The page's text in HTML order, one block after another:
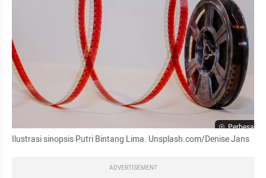
Perbesar
Ilustrasi sinopsis Putri Bintang Lima. Unsplash.com/Denise Jans
ADVERTISEMENT